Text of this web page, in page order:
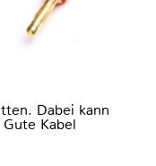
Dabei kann
Kabel